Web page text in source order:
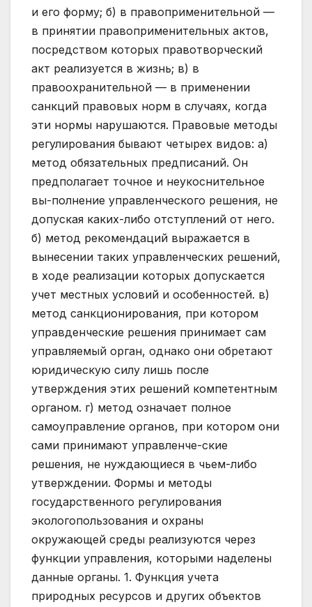
и его форму; б) в правоприменительной —
в принятии правоприменительных актов,
посредством которых правотворческий
акт реализуется в жизнь; в) в
правоохранительной — в применении
санкций правовых норм в случаях, когда
эти нормы нарушаются. Правовые методы
регулирования бывают четырех видов: а)
метод обязательных предписаний. Он
предполагает точное и неукоснительное
вы-полнение управленческого решения, не
допуская каких-либо отступлений от него.
б) метод рекомендаций выражается в
вынесении таких управленческих решений,
в ходе реализации которых допускается
учет местных условий и особенностей. в)
метод санкционирования, при котором
управденческие решения принимает сам
управляемый орган, однако они обретают
юридическую силу лишь после
утверждения этих решений компетентным
органом. г) метод означает полное
самоуправление органов, при котором они
сами принимают управленче-ские
решения, не нуждающиеся в чьем-либо
утверждении. Формы и методы
государственного регулирования
экологопользования и охраны
окружающей среды реализуются через
функции управления, которыми наделены
данные органы. 1. Функция учета
природных ресурсов и других объектов